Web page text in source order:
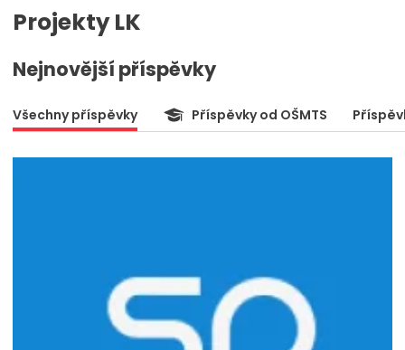
Projekty LK
Nejnovější příspěvky
Všechny příspěvky Příspěvky od OŠMTS